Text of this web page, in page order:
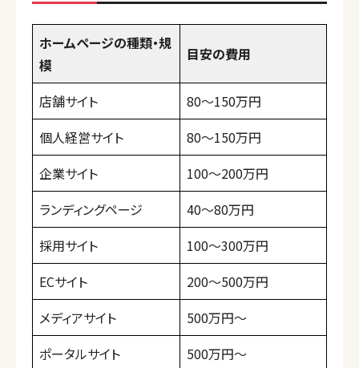
ホームページの種類・規
模
目安の費用
店舗サイト
80〜150万円
個人経営サイト
80〜150万円
企業サイト
100〜200万円
ランディングページ
40〜80万円
採用サイト
100〜300万円
ECサイト
200〜500万円
メディアサイト
500万円〜
ポータルサイト
500万円〜